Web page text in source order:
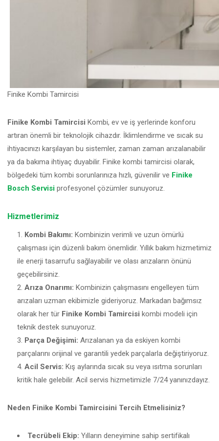
Finike Kombi Tamircisi
Finike Kombi Tamircisi Kombi, ev ve iş yerlerinde konforu
artıran önemli bir teknolojik cihazdır. İklimlendirme ve sıcak su
ihtiyacınızı karşılayan bu sistemler, zaman zaman arızalanabilir
ya da bakıma ihtiyaç duyabilir. Finike kombi tamircisi olarak,
bölgedeki tüm kombi sorunlarınıza hızlı, güvenilir ve Finike
Bosch Servisi profesyonel çözümler sunuyoruz.
Hizmetlerimiz
Kombi Bakımı: Kombinizin verimli ve uzun ömürlü
çalışması için düzenli bakım önemlidir. Yıllık bakım hizmetimiz
ile enerji tasarrufu sağlayabilir ve olası arızaların önünü
geçebilirsiniz.
Arıza Onarımı: Kombinizin çalışmasını engelleyen tüm
arızaları uzman ekibimizle gideriyoruz. Markadan bağımsız
olarak her tür Finike Kombi Tamircisi kombi modeli için
teknik destek sunuyoruz.
Parça Değişimi: Arızalanan ya da eskiyen kombi
parçalarını orijinal ve garantili yedek parçalarla değiştiriyoruz.
Acil Servis: Kış aylarında sıcak su veya ısıtma sorunları
kritik hale gelebilir. Acil servis hizmetimizle 7/24 yanınızdayız.
Neden Finike Kombi Tamircisini Tercih Etmelisiniz?
Tecrübeli Ekip: Yılların deneyimine sahip sertifikalı